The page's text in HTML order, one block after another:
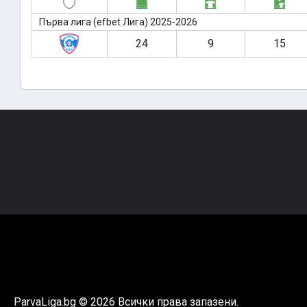
Първа лига (efbet Лига) 2025-2026
24 9 15
ParvaLiga.bg © 2026 Всички права запазени.